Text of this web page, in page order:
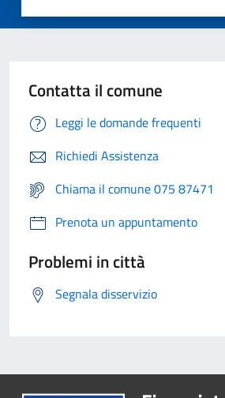
Contatta il comune
Leggi le domande frequenti
Richiedi Assistenza
Chiama il comune 075 87471
Prenota un appuntamento
Problemi in città
Segnala disservizio